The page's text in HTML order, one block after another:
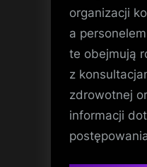
organizacji
a
te obejmują
z
zdrowotnej
informacji